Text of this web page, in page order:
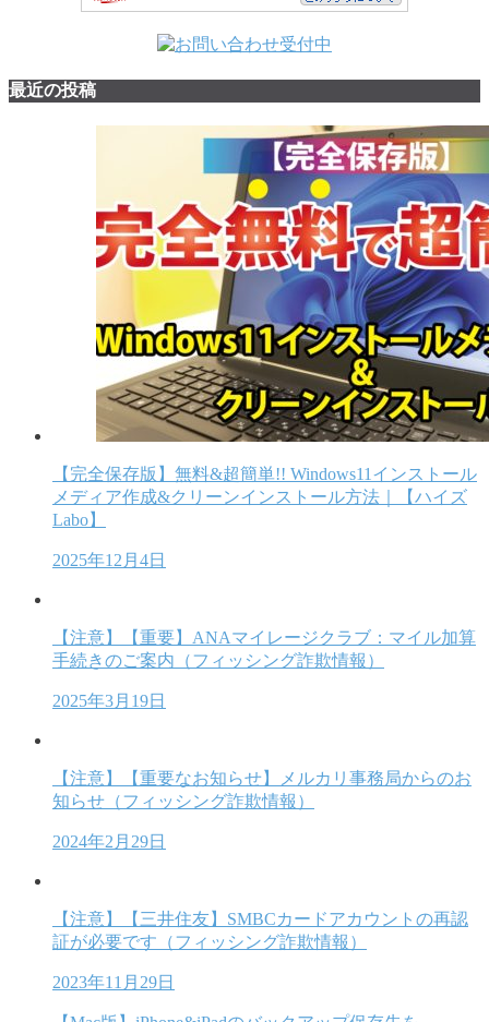
最近の投稿
【完全保存版】無料&超簡単!! Windows11インストール
メディア作成&クリーンインストール方法｜【ハイズ
Labo】
2025年12月4日
【注意】【重要】ANAマイレージクラブ：マイル加算
手続きのご案内（フィッシング詐欺情報）
2025年3月19日
【注意】【重要なお知らせ】メルカリ事務局からのお
知らせ（フィッシング詐欺情報）
2024年2月29日
【注意】【三井住友】SMBCカードアカウントの再認
証が必要です（フィッシング詐欺情報）
2023年11月29日